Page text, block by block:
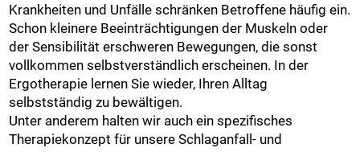
Krankheiten und Unfälle schränken Betroffene häufig ein.
Schon kleinere Beeinträchtigungen der Muskeln oder
der Sensibilität erschweren Bewegungen, die sonst
vollkommen selbstverständlich erscheinen. In der
Ergotherapie lernen Sie wieder, Ihren Alltag
selbstständig zu bewältigen.
Unter anderem halten wir auch ein spezifisches
Therapiekonzept für unsere Schlaganfall- und